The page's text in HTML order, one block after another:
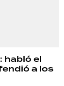
habló el
a los